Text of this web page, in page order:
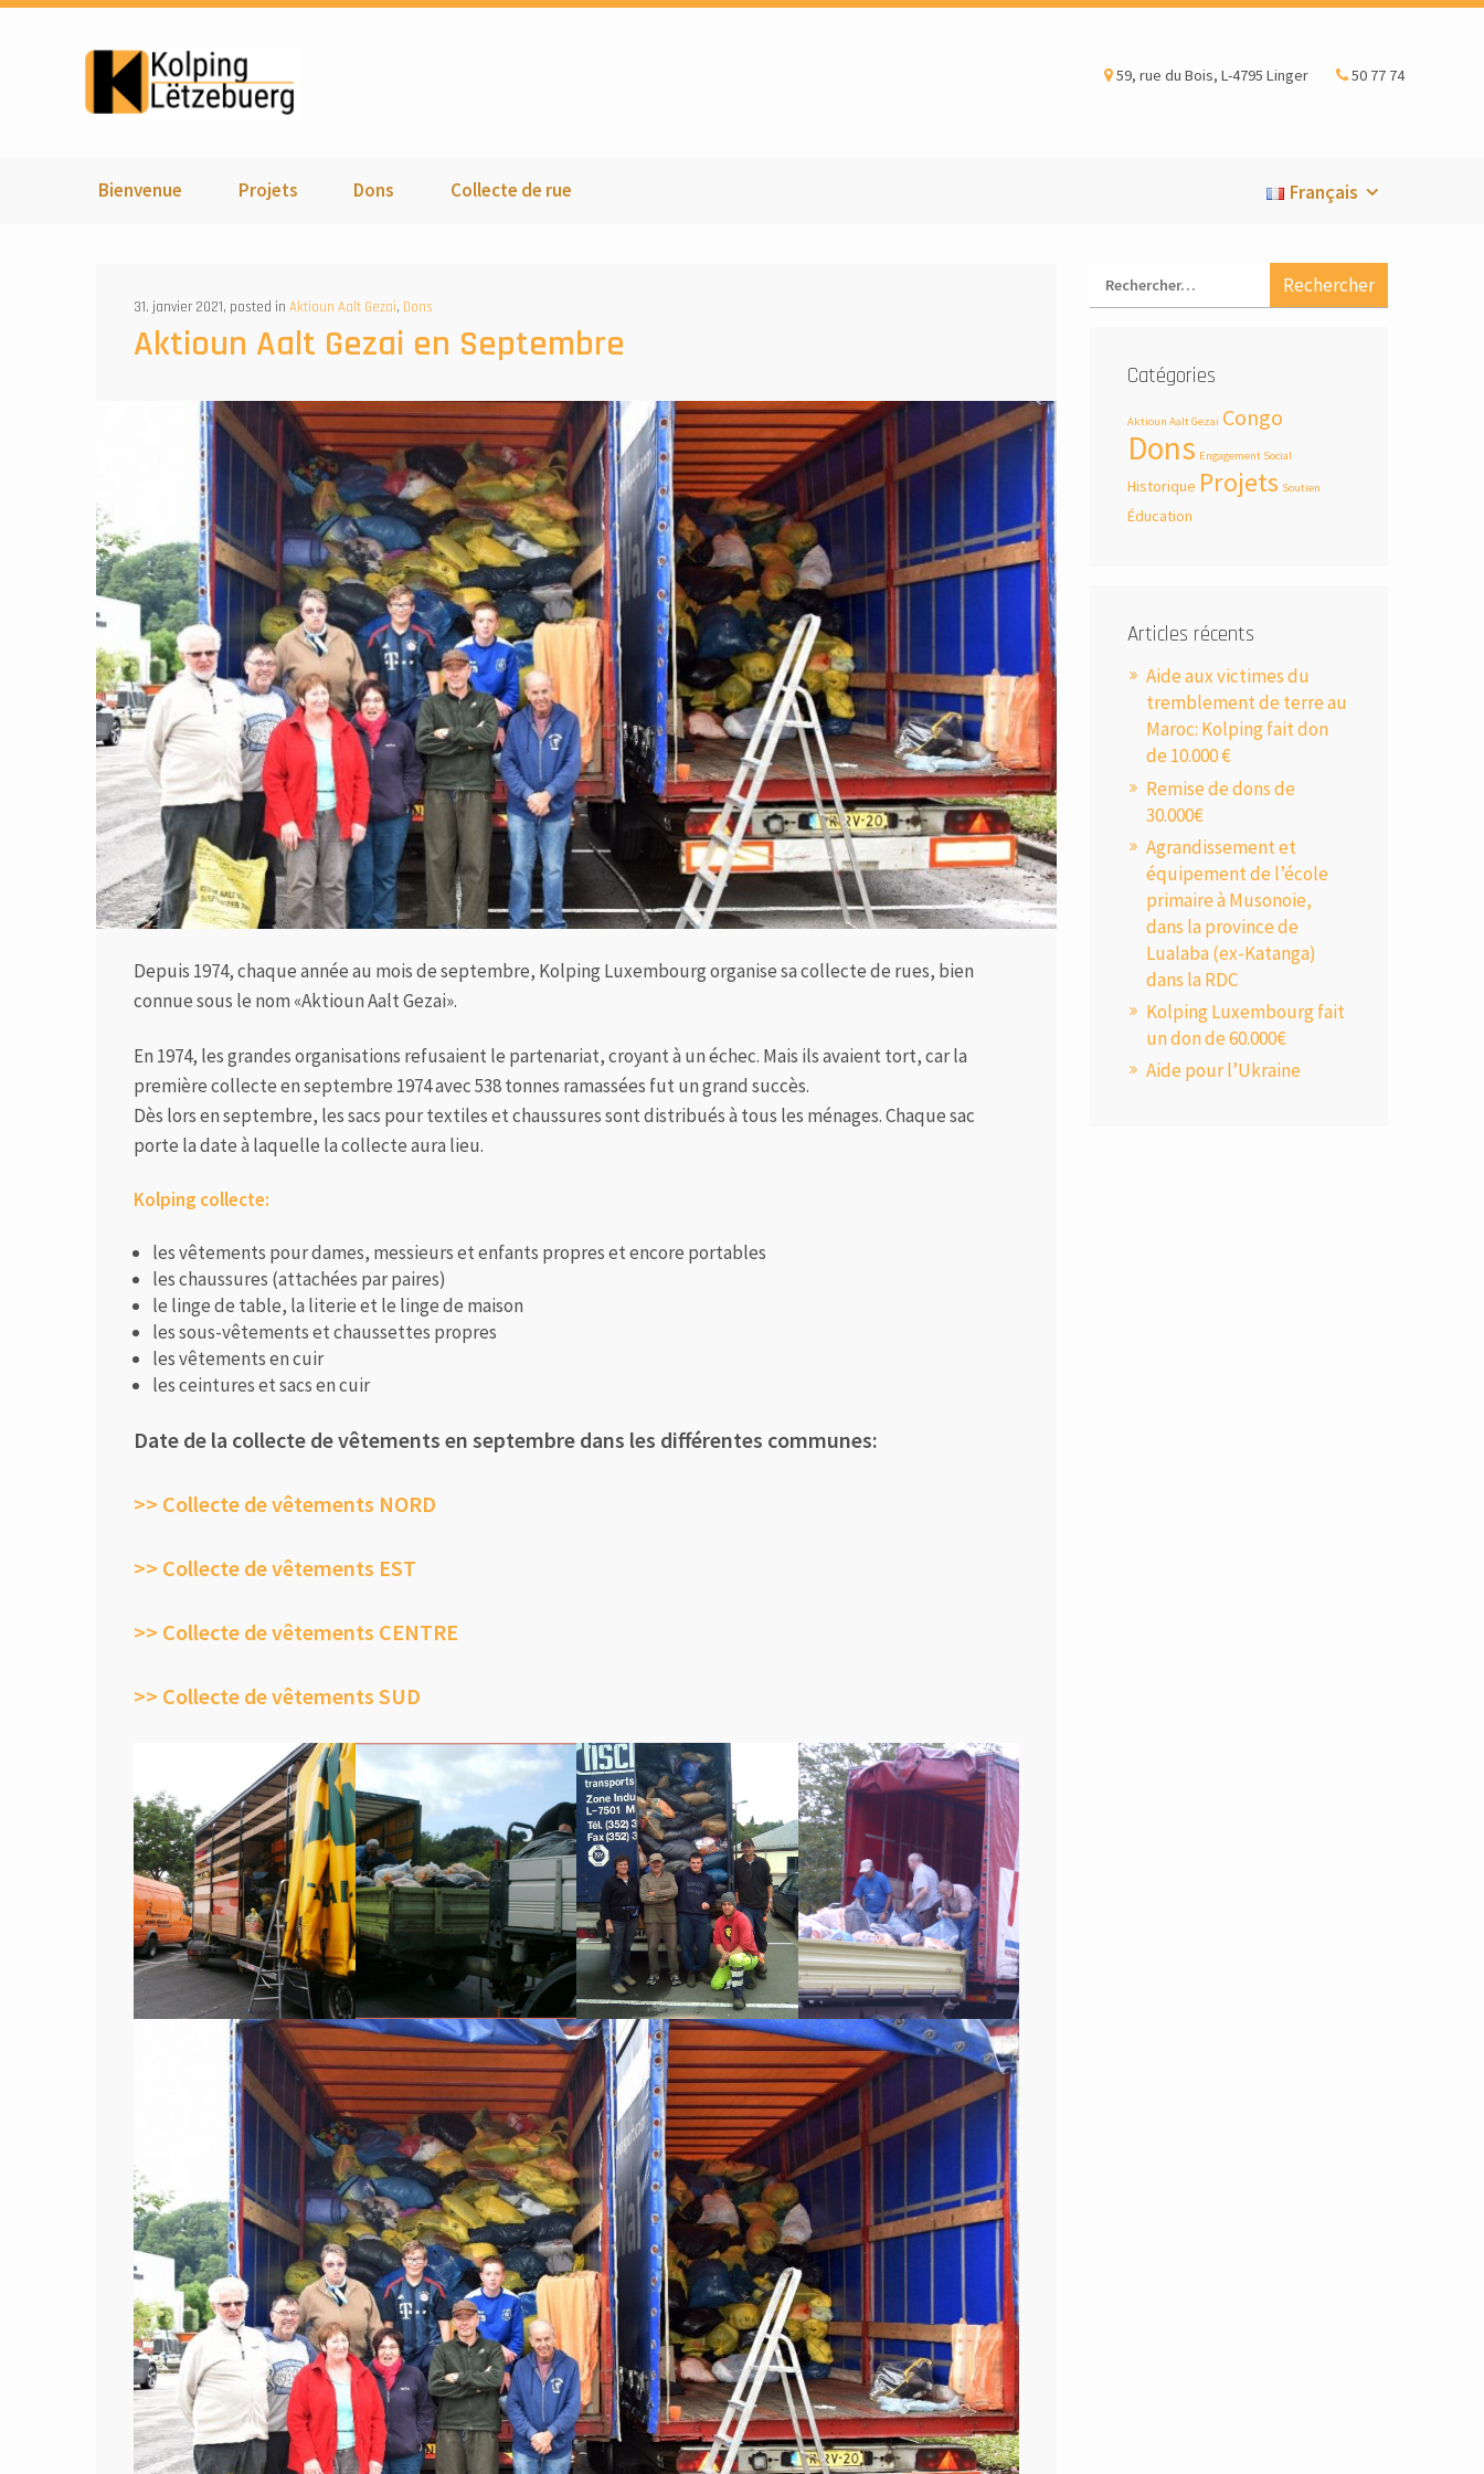
59, rue du Bois, L-4795 Linger 50 77 74
Bienvenue Projets Dons Collecte de rue Français
31. janvier 2021, posted in Aktioun Aalt Gezai, Dons
Aktioun Aalt Gezai en Septembre
Depuis 1974, chaque année au mois de septembre, Kolping Luxembourg organise sa collecte de rues, bien
connue sous le nom «Aktioun Aalt Gezai».
En 1974, les grandes organisations refusaient le partenariat, croyant à un échec. Mais ils avaient tort, car la
première collecte en septembre 1974 avec 538 tonnes ramassées fut un grand succès.
Dès lors en septembre, les sacs pour textiles et chaussures sont distribués à tous les ménages. Chaque sac
porte la date à laquelle la collecte aura lieu.
Kolping collecte:
les vêtements pour dames, messieurs et enfants propres et encore portables
les chaussures (attachées par paires)
le linge de table, la literie et le linge de maison
les sous-vêtements et chaussettes propres
les vêtements en cuir
les ceintures et sacs en cuir
Date de la collecte de vêtements en septembre dans les différentes communes:
>> Collecte de vêtements NORD
>> Collecte de vêtements EST
>> Collecte de vêtements CENTRE
>> Collecte de vêtements SUD
Catégories
Aktioun Aalt Gezai Congo
Dons Engagement Social
Historique Projets Soutien
Éducation
Articles récents
Aide aux victimes du
tremblement de terre au
Maroc: Kolping fait don
de 10.000 €
Remise de dons de
30.000€
Agrandissement et
équipement de l’école
primaire à Musonoie,
dans la province de
Lualaba (ex-Katanga)
dans la RDC
Kolping Luxembourg fait
un don de 60.000€
Aide pour l’Ukraine